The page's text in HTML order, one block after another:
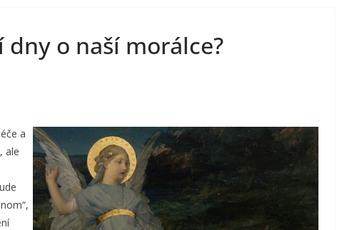
o naší morálce?
a
ale